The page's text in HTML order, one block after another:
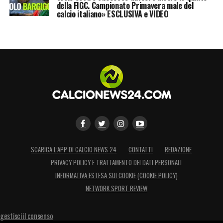
LA PLAYLIST DELLE NOSTRE TOP NEWS
della FIGC. Campionato Primavera male del
calcio italiano» ESCLUSIVA e VIDEO
SCARICA L’APP DI CALCIO NEWS 24 CONTATTI
REDAZIONE
PRIVACY POLICY E TRATTAMENTO DEI DATI PERSONALI
INFORMATIVA ESTESA SUI COOKIE (COOKIE POLICY)
NETWORK SPORT REVIEW
gestisci il consenso